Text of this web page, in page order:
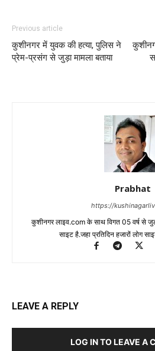
Previous article
कुशीनगर में युवक की हत्या, पुलिस ने
प्रेम-प्रसंग से जुड़ा मामला बताया
Prabhat
https://
कुशीनगर लाइव.com के साथ विगत 05 वर्ष से
साइट है.जहा प्रतिदिन हजारों लोग
LEAVE A REPLY
LOG IN TO LEAVE A